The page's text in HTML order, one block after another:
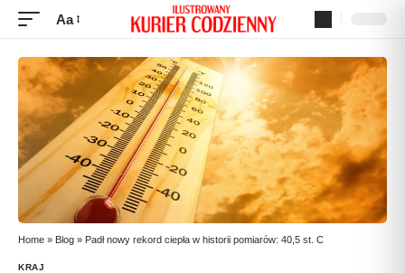
Aa
Home » Blog » Padł nowy rekord ciepła w historii pomiarów: 40,5 st. C
KRAJ